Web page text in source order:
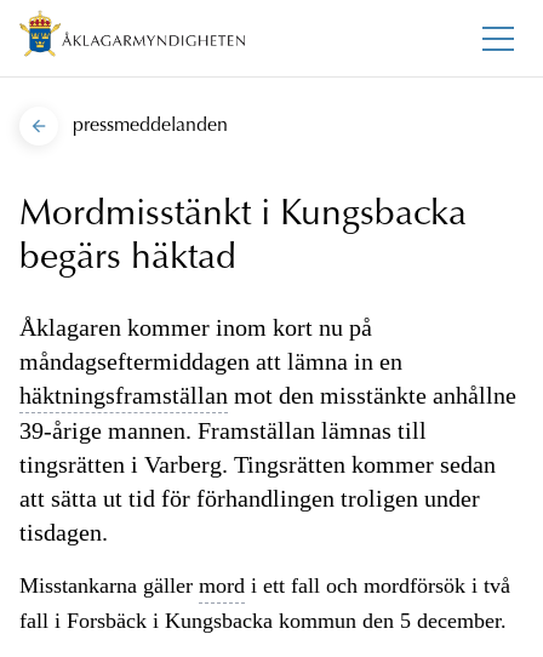
pressmeddelanden
Mordmisstänkt i Kungsbacka
begärs häktad
Åklagaren kommer inom kort nu på
måndagseftermiddagen att lämna in en
häktningsframställan mot den misstänkte anhållne
39-årige mannen. Framställan lämnas till
tingsrätten i Varberg. Tingsrätten kommer sedan
att sätta ut tid för förhandlingen troligen under
tisdagen.
Misstankarna gäller mord i ett fall och mordförsök i två
fall i Forsbäck i Kungsbacka kommun den 5 december.